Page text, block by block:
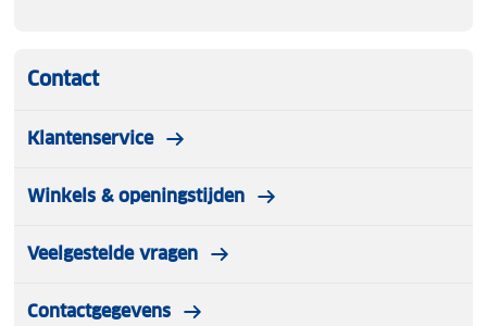
Contact
Klantenservice
Winkels & openingstijden
Veelgestelde vragen
Contactgegevens